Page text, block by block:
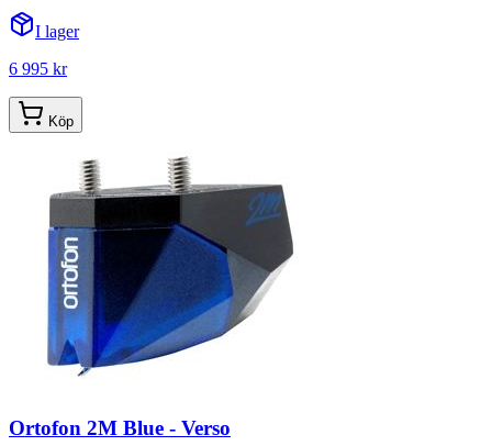
I lager
6 995 kr
Köp
Ortofon 2M Blue - Verso